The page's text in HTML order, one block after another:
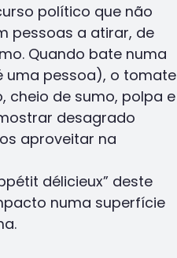
político que não
pessoas a atirar, de
Quando bate numa
uma pessoa), o tomate
cheio de sumo, polpa e
desagrado
aproveitar na
délicieux” deste
numa superfície